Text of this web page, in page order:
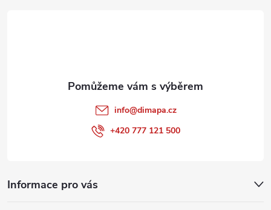
Informace pro vás
info@dimapa.cz
+420 777 121 500